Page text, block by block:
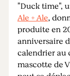
"Duck time",
Ale + Ale,
produite en
anniversaire
calendrier au
mascotte de